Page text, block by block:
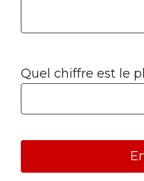
Quel chiffre est le